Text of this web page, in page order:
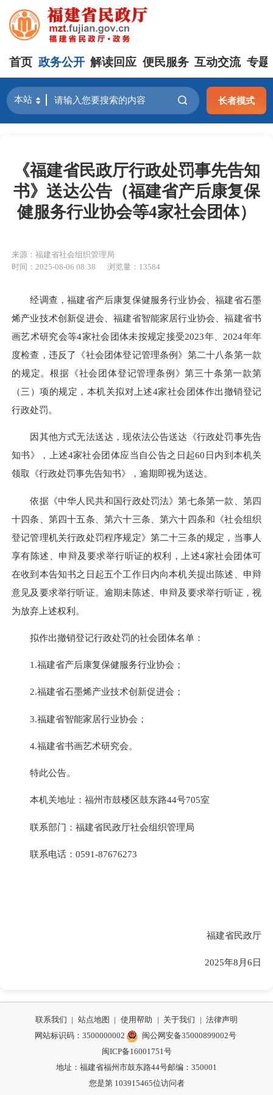
首页 政务公开 解读回应 便民服务 互动交流 专题
长者模式
《福建省民政厅行政处罚事先告知
书》送达公告（福建省产后康复保
健服务行业协会等4家社会团体）
来源：福建省社会组织管理局
时间：2025-08-06 08:38
浏览量：13584
经调查，福建省产后康复保健服务行业协会、福建省石墨
烯产业技术创新促进会、福建省智能家居行业协会、福建省书
画艺术研究会等4家社会团体未按规定接受2023年、2024年年
度检查，违反了《社会团体登记管理条例》第二十八条第一款
的规定。根据《社会团体登记管理条例》第三十条第一款第
（三）项的规定，本机关拟对上述4家社会团体作出撤销登记
行政处罚。
因其他方式无法送达，现依法公告送达《行政处罚事先告
知书》，上述4家社会团体应当自公告之日起60日内到本机关
领取《行政处罚事先告知书》，逾期即视为送达。
依据《中华人民共和国行政处罚法》第七条第一款、第四
十四条、第四十五条、第六十三条、第六十四条和《社会组织
登记管理机关行政处罚程序规定》第二十三条的规定，当事人
享有陈述、申辩及要求举行听证的权利，上述4家社会团体可
在收到本告知书之日起五个工作日内向本机关提出陈述、申辩
意见及要求举行听证。逾期未陈述、申辩及要求举行听证，视
为放弃上述权利。
拟作出撤销登记行政处罚的社会团体名单：
1.福建省产后康复保健服务行业协会；
2.福建省石墨烯产业技术创新促进会；
3.福建省智能家居行业协会；
4.福建省书画艺术研究会。
特此公告。
本机关地址：福州市鼓楼区鼓东路44号705室
联系部门：福建省民政厅社会组织管理局
联系电话：0591-87676273
福建省民政厅
2025年8月6日
联系我们 | 站点地图 | 使用帮助 | 关于我们 | 法律声明
网站标识码：3500000002
闽公网安备35000899002号
闽ICP备16001751号
地址：福建省福州市鼓东路44号邮编：350001
您是第 103915465位访问者